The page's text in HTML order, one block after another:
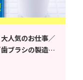
人気のお仕事／
ブラシの製造／
メーカー様直接